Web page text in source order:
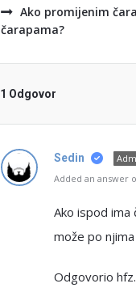
Ako promijenim
čarapama?
1 Odgovor
Sedin
Added an answer
Ako ispod ima
može po
Odgovorio